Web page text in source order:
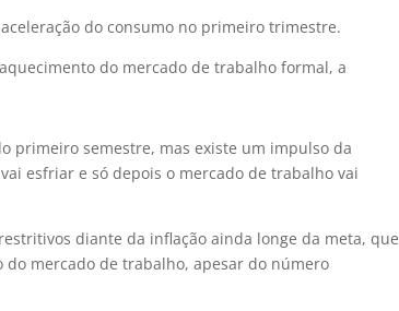
do consumo no primeiro trimestre.
do mercado de trabalho formal, a
primeiro semestre, mas existe um impulso da
esfriar e só depois o mercado de trabalho vai
diante da inflação ainda longe da meta, que
mercado de trabalho, apesar do número